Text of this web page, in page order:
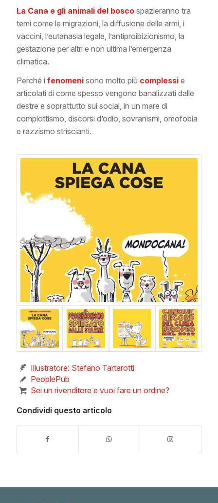
La Cana e gli animali del boscospazieranno tra
temi come le migrazioni, la diffusione delle armi, i
vaccini, l’eutanasia legale, l’antiproibizionismo, la
gestazione per altri e non ultima l’emergenza
climatica.
Perché i fenomenisono molto più complessie
articolati di come spesso vengono banalizzati dalle
destre e soprattutto sui social, in un mare di
complottismo, discorsi d’odio, sovranismi, omofobia
e razzismo striscianti.
Illustratore: Stefano Tartarotti
PeoplePub
Sei un rivenditore e vuoi fare un ordine?
Condividi questo articolo